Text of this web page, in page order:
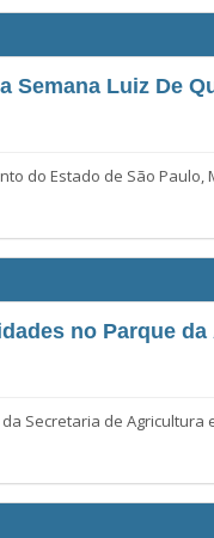
Semana Luiz De
do Estado de São
no Parque
Secretaria de Agricultura